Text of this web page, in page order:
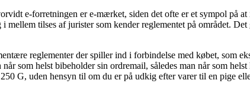
e-forretningen er e-mærket, siden det ofte er et sympol på
i mellem tilses af jurister som kender reglementet på området.
reglementer der spiller ind i forbindelse med købet, som
som helst bibeholder sin ordremail, således man når som
G, uden hensyn til om du er på udkig efter varer til en pige